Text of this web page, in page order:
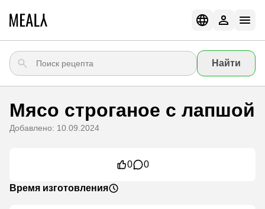
Найти
Мясо строганое с лапшой
Добавлено: 10.09.2024
0 0
Время изготовления